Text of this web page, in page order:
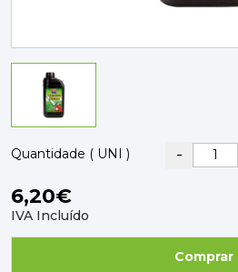
DYRUP
Quantidade ( UNI ) -
6,20€
IVA Incluído
Comprar